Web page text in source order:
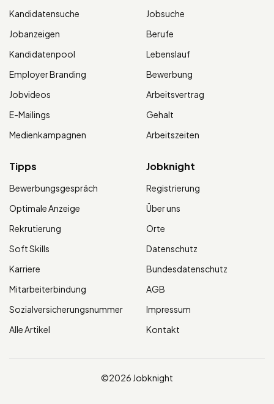
Kandidatensuche
Jobanzeigen
Kandidatenpool
Employer Branding
Jobvideos
E-Mailings
Medienkampagnen
Jobsuche
Berufe
Lebenslauf
Bewerbung
Arbeitsvertrag
Gehalt
Arbeitszeiten
Tipps
Bewerbungsgespräch
Optimale Anzeige
Rekrutierung
Soft Skills
Karriere
Mitarbeiterbindung
Sozialversicherungsnummer
Alle Artikel
Jobknight
Registrierung
Über uns
Orte
Datenschutz
Bundesdatenschutz
AGB
Impressum
Kontakt
©2026 Jobknight